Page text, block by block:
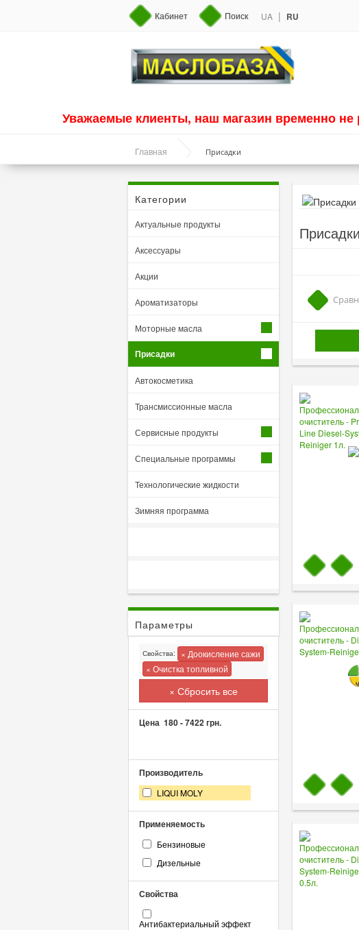
Кабинет Поиск UA | RU
Уважаемые клиенты, наш магазин временно не
Главная Присадки
Категории
Актуальные продукты
Аксессуары
Акции
Ароматизаторы
Моторные масла
Присадки
Автокосметика
Трансмиссионные масла
Сервисные продукты
Специальные программы
Технологические жидкости
Зимняя программа
Параметры
Свойства:
× Доокисление сажи
× Очистка топливной
× Сбросить все
Цена 180-7422грн.
Производитель
LIQUI MOLY
Применяемость
Бензиновые
Дизельные
Свойства
Антибактериальный эффект